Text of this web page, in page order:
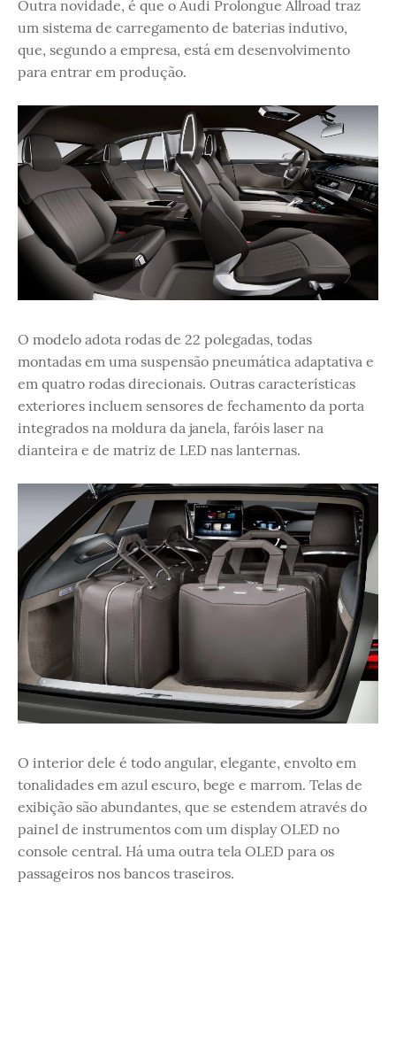
Outra novidade, é que o Audi Prolongue Allroad traz
um sistema de carregamento de baterias indutivo,
que, segundo a empresa, está em desenvolvimento
para entrar em produção.
O modelo adota rodas de 22 polegadas, todas
montadas em uma suspensão pneumática adaptativa e
em quatro rodas direcionais. Outras características
exteriores incluem sensores de fechamento da porta
integrados na moldura da janela, faróis laser na
dianteira e de matriz de LED nas lanternas.
O interior dele é todo angular, elegante, envolto em
tonalidades em azul escuro, bege e marrom. Telas de
exibição são abundantes, que se estendem através do
painel de instrumentos com um display OLED no
console central. Há uma outra tela OLED para os
passageiros nos bancos traseiros.